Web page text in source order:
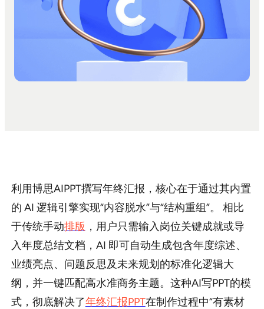
PPT美化
帮助中心
PPT技巧
利用博思AIPPT撰写年终汇报，核心在于通过其内置
的 AI 逻辑引擎实现“内容脱水”与“结构重组”。 相比
于传统手动排版 ，用户只需输入岗位关键成就或导
入年度总结文档，AI 即可自动生成包含年度综述、
业绩亮点、问题反思及未来规划的标准化逻辑大
纲，并一键匹配高水准商务主题。这种AI写PPT的模
式，彻底解决了年终汇报PPT在制作过程中“有素材